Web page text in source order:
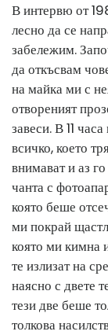
В интервю от
лесно да се
забележим.
да откъсвам
на майка ми с
отвореният
завеси. В 11
всичко, което
внимават и аз
чанта с
която беше
ми покрай
която ми кимна
те излизат на
наясно с двете
тези две беше
толкова